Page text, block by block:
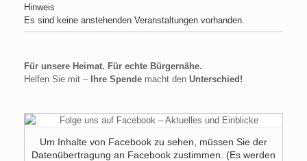
Hinweis
Es sind keine anstehenden Veranstaltungen vorhanden.
Für unsere Heimat. Für echte Bürgernähe.
Helfen Sie mit – Ihre Spende macht den Unterschied!
Um Inhalte von Facebook zu sehen, müssen Sie der
Datenübertragung an Facebook zustimmen. (Es werden